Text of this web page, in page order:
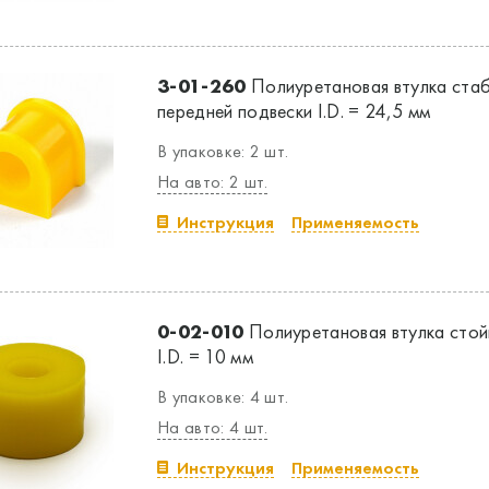
3-01-260 Полиуретановая втулка
передней подвески I.D. = 24,5 мм
В упаковке: 2 шт.
На авто: 2 шт.
Инструкция
Применяемость
0-02-010 Полиуретановая втулка
I.D. = 10 мм
В упаковке: 4 шт.
На авто: 4 шт.
Инструкция
Применяемость